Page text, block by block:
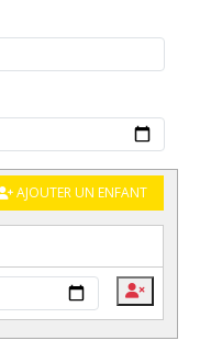
AJOUTER UN ENFANT